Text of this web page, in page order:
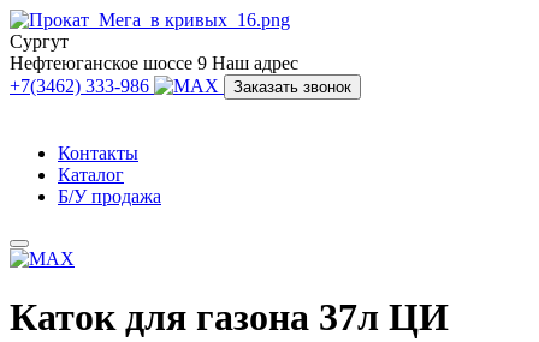
Сургут
Нефтеюганское шоссе 9 Наш адрес
+7(3462) 333-986
Заказать звонок
Контакты
Каталог
Б/У продажа
Каток для газона 37л ЦИ